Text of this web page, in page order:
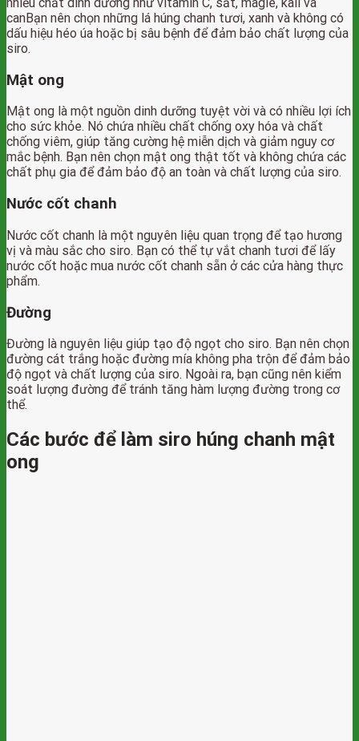
canBạn nên chọn những lá húng chanh tươi, xanh và không có
dấu hiệu héo úa hoặc bị sâu bệnh để đảm bảo chất lượng của
siro.
Mật ong
Mật ong là một nguồn dinh dưỡng tuyệt vời và có nhiều lợi ích
cho sức khỏe. Nó chứa nhiều chất chống oxy hóa và chất
chống viêm, giúp tăng cường hệ miễn dịch và giảm nguy cơ
mắc bệnh. Bạn nên chọn mật ong thật tốt và không chứa các
chất phụ gia để đảm bảo độ an toàn và chất lượng của siro.
Nước cốt chanh
Nước cốt chanh là một nguyên liệu quan trọng để tạo hương
vị và màu sắc cho siro. Bạn có thể tự vắt chanh tươi để lấy
nước cốt hoặc mua nước cốt chanh sẵn ở các cửa hàng thực
phẩm.
Đường
Đường là nguyên liệu giúp tạo độ ngọt cho siro. Bạn nên chọn
đường cát trắng hoặc đường mía không pha trộn để đảm bảo
độ ngọt và chất lượng của siro. Ngoài ra, bạn cũng nên kiểm
soát lượng đường để tránh tăng hàm lượng đường trong cơ
thể.
Các bước để làm siro húng chanh mật
ong